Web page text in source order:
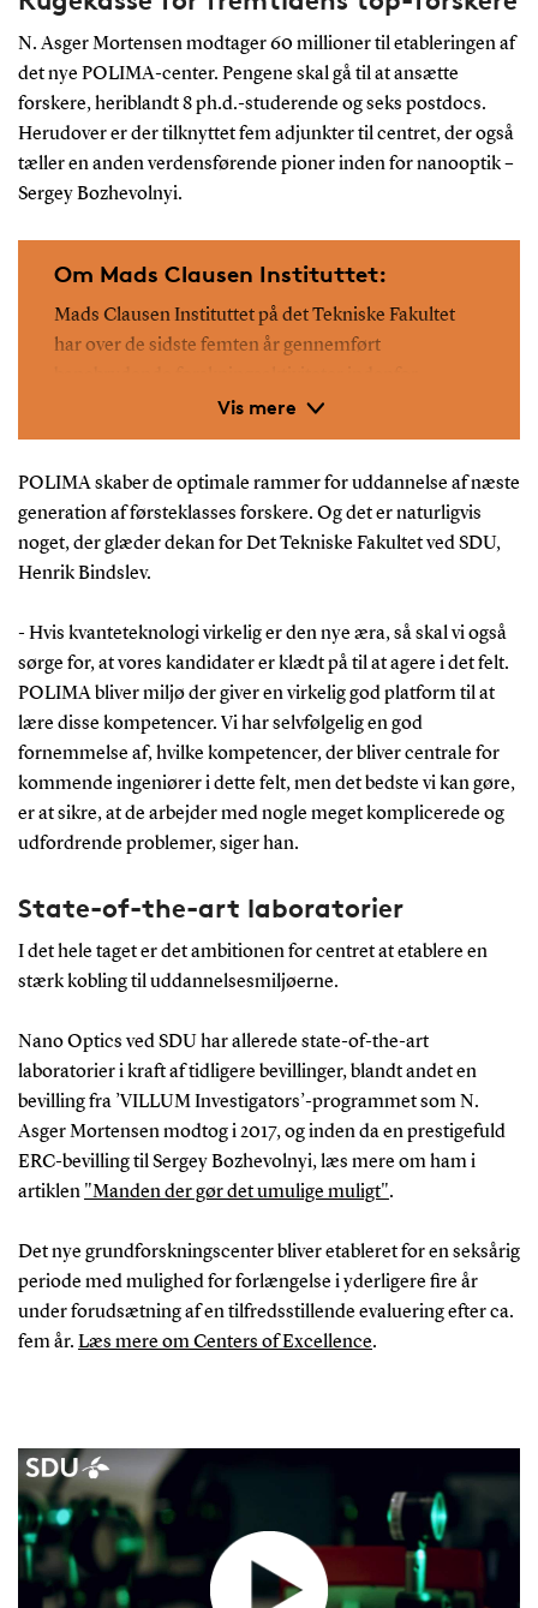
N. Asger Mortensen modtager 60 millioner til etableringen af
det nye POLIMA-center. Pengene skal gå til at ansætte
forskere, heriblandt 8 ph.d.-studerende og seks postdocs.
Herudover er der tilknyttet fem adjunkter til centret, der også
tæller en anden verdensførende pioner inden for nanooptik –
Sergey Bozhevolnyi.
Vis mere
Om Mads Clausen Instituttet:
Mads Clausen Instituttet på det Tekniske Fakultet
har over de sidste femten år gennemført
nanoforskning, både på Center Nano Optics i
Odense og Center NanoSYD i Sønderborg. Begge
Teknologiuddannelser på SDU.
POLIMA ligger som nyt grundforskningscenter
under Mads Clausen Instituttet og udvider betydeligt
POLIMA skaber dermed sammen med de
eksisterende centre grundlag for både unikke
forsknings- og udviklingsaktiviteter, såvel som
undervisningsaktiviteter i fotoner, materialer og
kvantefysik.
POLIMA skaber de optimale rammer for uddannelse af næste
generation af førsteklasses forskere. Og det er naturligvis
noget, der glæder dekan for Det Tekniske Fakultet ved SDU,
Henrik Bindslev.
- Hvis kvanteteknologi virkelig er den nye æra, så skal vi også
sørge for, at vores kandidater er klædt på til at agere i det felt.
POLIMA bliver miljø der giver en virkelig god platform til at
lære disse kompetencer. Vi har selvfølgelig en god
fornemmelse af, hvilke kompetencer, der bliver centrale for
kommende ingeniører i dette felt, men det bedste vi kan gøre,
er at sikre, at de arbejder med nogle meget komplicerede og
udfordrende problemer, siger han.
State-of-the-art laboratorier
I det hele taget er det ambitionen for centret at etablere en
stærk kobling til uddannelsesmiljøerne.
Nano Optics ved SDU har allerede state-of-the-art
laboratorier i kraft af tidligere bevillinger, blandt andet en
bevilling fra ’VILLUM Investigators’-programmet som N.
Asger Mortensen modtog i 2017, og inden da en prestigefuld
ERC-bevilling til Sergey Bozhevolnyi, læs mere om ham i
artiklen "Manden der gør det umulige muligt".
Det nye grundforskningscenter bliver etableret for en seksårig
periode med mulighed for forlængelse i yderligere fire år
under forudsætning af en tilfredsstillende evaluering efter ca.
fem år. Læs mere om Centers of Excellence.